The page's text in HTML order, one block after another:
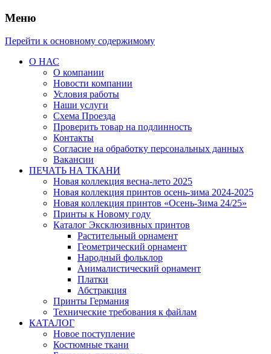
Меню
Перейти к основному содержимому
О НАС
О компании
Новости компании
Условия работы
Наши услуги
Схема Проезда
Проверить товар на подлинность
Контакты
Согласие на обработку персональных данных
Вакансии
ПЕЧАТЬ НА ТКАНИ
Новая коллекция весна-лето 2025
Новая коллекция принтов осень-зима 2024-2025
Новая коллекция принтов «Осень-Зима 24/25»
Принты к Новому году
Каталог Эксклюзивных принтов
Растительный орнамент
Геометрический орнамент
Народный фольклор
Анималистический орнамент
Платки
Абстракция
Принты Германия
Технические требования к файлам
КАТАЛОГ
Новое поступление
Костюмные ткани